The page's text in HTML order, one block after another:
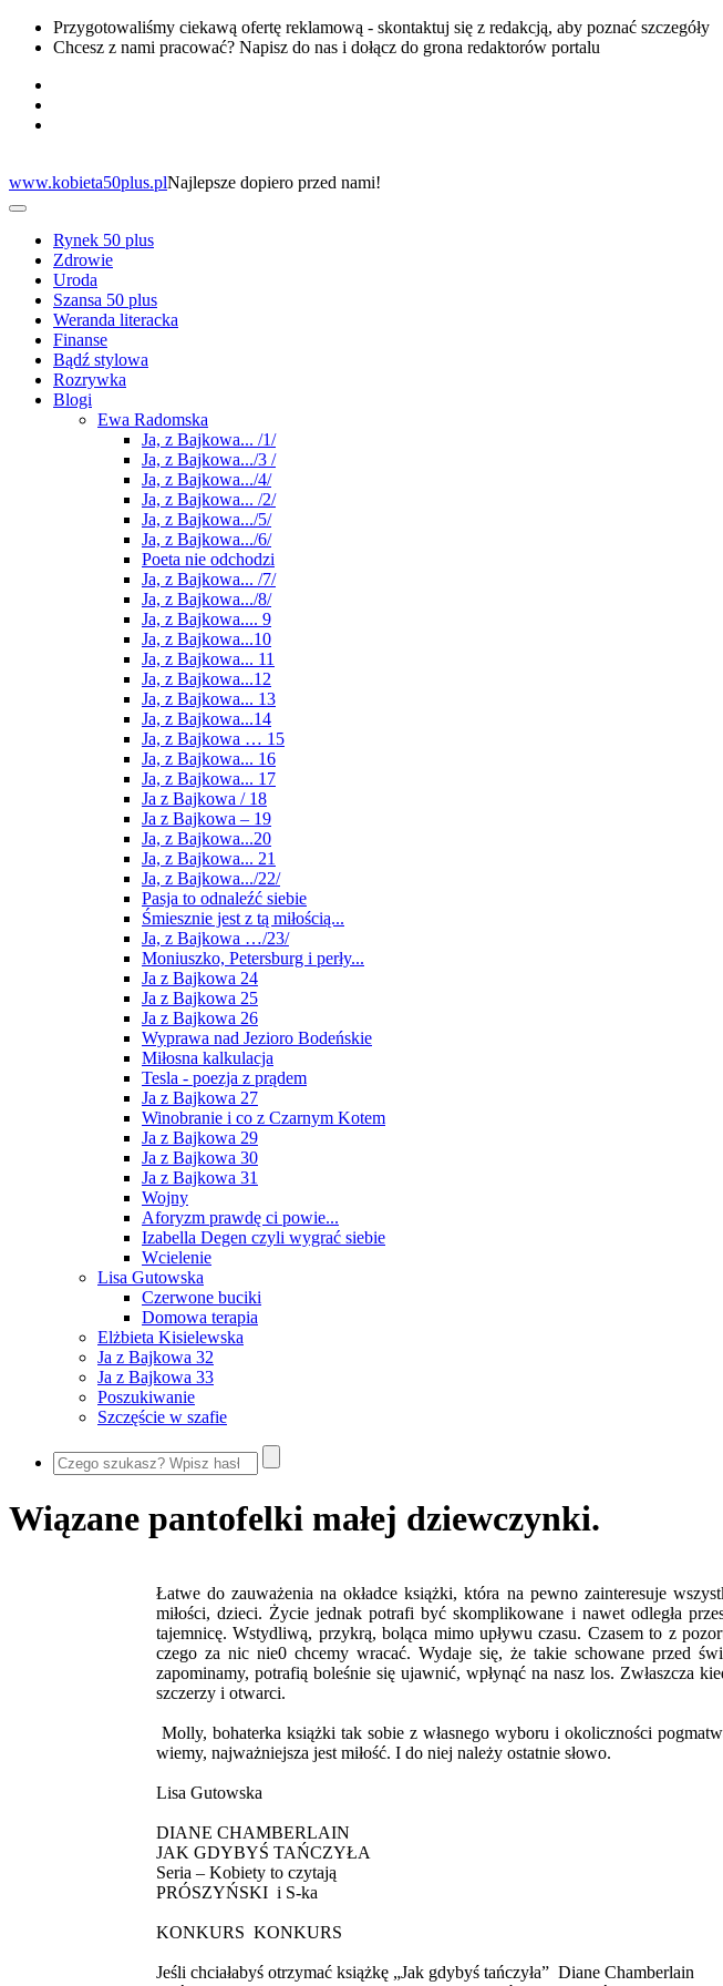
Przygotowaliśmy ciekawą ofertę reklamową - skontaktuj się z redakcją, aby poznać szczegóły
Chcesz z nami pracować? Napisz do nas i dołącz do grona redaktorów portalu
www.kobieta50plus.plNajlepsze dopiero przed nami!
Rynek 50 plus
Zdrowie
Uroda
Szansa 50 plus
Weranda literacka
Finanse
Bądź stylowa
Rozrywka
Blogi
Ewa Radomska
Ja, z Bajkowa... /1/
Ja, z Bajkowa.../3 /
Ja, z Bajkowa.../4/
Ja, z Bajkowa... /2/
Ja, z Bajkowa.../5/
Ja, z Bajkowa.../6/
Poeta nie odchodzi
Ja, z Bajkowa... /7/
Ja, z Bajkowa.../8/
Ja, z Bajkowa.... 9
Ja, z Bajkowa...10
Ja, z Bajkowa... 11
Ja, z Bajkowa...12
Ja, z Bajkowa... 13
Ja, z Bajkowa...14
Ja, z Bajkowa … 15
Ja, z Bajkowa... 16
Ja, z Bajkowa... 17
Ja z Bajkowa / 18
Ja z Bajkowa – 19
Ja, z Bajkowa...20
Ja, z Bajkowa... 21
Ja, z Bajkowa.../22/
Pasja to odnaleźć siebie
Śmiesznie jest z tą miłością...
Ja, z Bajkowa …/23/
Moniuszko, Petersburg i perły...
Ja z Bajkowa 24
Ja z Bajkowa 25
Ja z Bajkowa 26
Wyprawa nad Jezioro Bodeńskie
Miłosna kalkulacja
Tesla - poezja z prądem
Ja z Bajkowa 27
Winobranie i co z Czarnym Kotem
Ja z Bajkowa 29
Ja z Bajkowa 30
Ja z Bajkowa 31
Wojny
Aforyzm prawdę ci powie...
Izabella Degen czyli wygrać siebie
Wcielenie
Lisa Gutowska
Czerwone buciki
Domowa terapia
Elżbieta Kisielewska
Ja z Bajkowa 32
Ja z Bajkowa 33
Poszukiwanie
Szczęście w szafie
Wiązane pantofelki małej dziewczynki.
Łatwe do zauważenia na okładce książki, która na pewno zainteresuje
miłości, dzieci. Życie jednak potrafi być skomplikowane i nawet odległa
tajemnicę. Wstydliwą, przykrą, boląca mimo upływu czasu. Czasem to z
czego za nic nie0 chcemy wracać. Wydaje się, że takie schowane przed
zapominamy, potrafią boleśnie się ujawnić, wpłynąć na nasz los.
szczerzy i otwarci.
Molly, bohaterka książki tak sobie z własnego wyboru i okoliczności
wiemy, najważniejsza jest miłość. I do niej należy ostatnie słowo.
Lisa Gutowska
DIANE CHAMBERLAIN
JAK GDYBYŚ TAŃCZYŁA
Seria – Kobiety to czytają
PRÓSZYŃSKI i S-ka
KONKURS KONKURS
Jeśli chciałabyś otrzymać książkę „Jak gdybyś tańczyła” Diane Chamberlain